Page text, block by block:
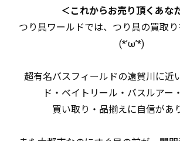
＜これからお売り頂くあな
つり具ワールドでは、つり具の買取り
(*’ω’*)
超有名バスフィールドの遠賀川に近
ド・ベイトリール・バスルアー
買い取り・品揃えに自信があ